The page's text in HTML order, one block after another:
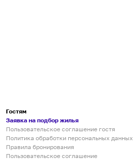
Гостям
Заявка на подбор жилья
Пользовательское соглашение гостя
Политика обработки персональных данных
Правила бронирования
Пользовательское соглашение